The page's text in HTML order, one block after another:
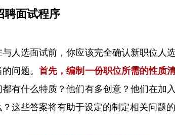
聘面试程序
与人选面试前，你应该完全确认新职位人
的问题。首先，编制一份职位所需的性质清
都有什么特质？他们有多创意？他们在加
？这些答案将有助于设定的制定相关问题的